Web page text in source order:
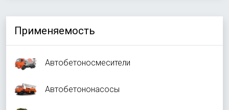
Применяемость
Автобетоносмесители
Автобетононасосы